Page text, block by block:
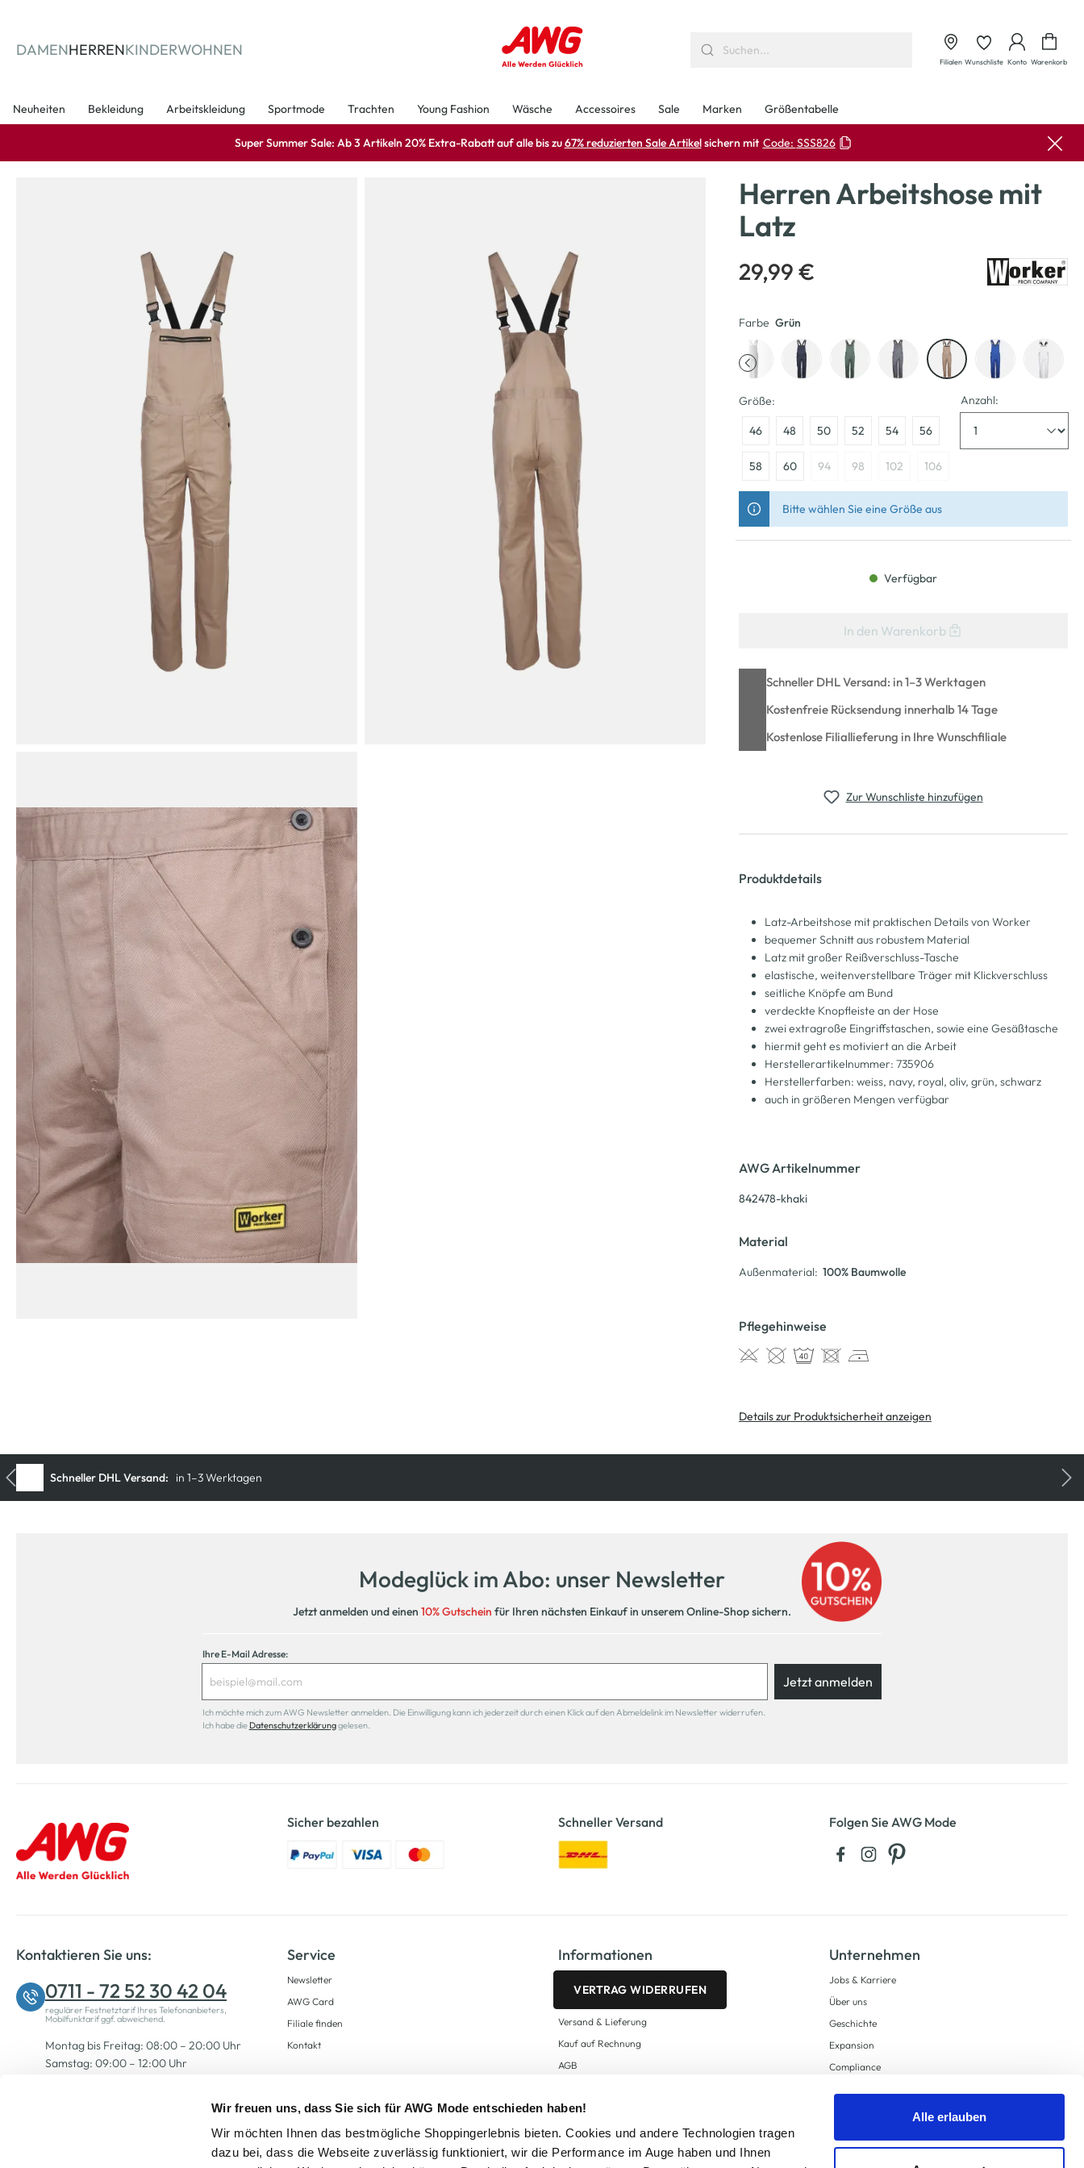
Wir freuen uns, dass Sie sich für AWG Mode entschieden haben!
Wir möchten Ihnen das bestmögliche Shoppingerlebnis bieten. Cookies und andere Technologien tragen
dazu bei, dass die Webseite zuverlässig funktioniert, wir die Performance im Auge haben und Ihnen
Alle erlauben
DAMENHERRENKINDERWOHNEN
Filialen Wunschliste Konto Warenkorb
Neuheiten Bekleidung Arbeitskleidung Sportmode Trachten Young Fashion Wäsche Accessoires Sale Marken Größentabelle
Super Summer Sale: Ab 3 Artikeln 20% Extra-Rabatt auf alle bis zu67% reduzierten Sale Artikelsichern mit Code: SSS826
Herren Arbeitshose mit
Latz
29,99 €
Farbe Grün
Größe:
46 48 50 52 54 56
58 60 94 98 102 106
Anzahl:
Bitte wählen Sie eine Größe aus
Verfügbar
In den Warenkorb
Schneller DHL Versand: in 1–3 Werktagen
Kostenfreie Rücksendung innerhalb 14 Tage
Kostenlose Filiallieferung in Ihre Wunschfiliale
Zur Wunschliste hinzufügen
Produktdetails
Latz-Arbeitshose mit praktischen Details von Worker
bequemer Schnitt aus robustem Material
Latz mit großer Reißverschluss-Tasche
elastische, weitenverstellbare Träger mit Klickverschluss
seitliche Knöpfe am Bund
verdeckte Knopfleiste an der Hose
zwei extragroße Eingriffstaschen, sowie eine Gesäßtasche
hiermit geht es motiviert an die Arbeit
Herstellerartikelnummer: 735906
Herstellerfarben: weiss, navy, royal, oliv, grün, schwarz
auch in größeren Mengen verfügbar
AWG Artikelnummer
842478-khaki
Material
Außenmaterial: 100% Baumwolle
Pflegehinweise
Details zur Produktsicherheit anzeigen
Modeglück im Abo: unser Newsletter
Jetzt anmelden und einen 10% Gutschein für Ihren nächsten Einkauf in unserem Online-Shop sichern.
Ihre E-Mail Adresse:
Jetzt anmelden
Ich möchte mich zum AWG Newsletter anmelden. Die Einwilligung kann ich jederzeit durch einen Klick auf den Abmeldelink im Newsletter widerrufen.
Ich habe die Datenschutzerklärunggelesen.
Sicher bezahlen Schneller Versand Folgen Sie AWG Mode
Kontaktieren Sie uns:
0711 - 72 52 30 42 04
regulärer Festnetztarif Ihres Telefonanbieters,
Mobilfunktarif ggf. abweichend.
Montag bis Freitag: 08:00 – 20:00 Uhr
Samstag: 09:00 – 12:00 Uhr
Service
Newsletter
AWG Card
Filiale finden
Kontakt
Informationen
VERTRAG WIDERRUFEN
Versand & Lieferung
Kauf auf Rechnung
AGB
Zahlungsarten
Datenschutz
AWG CARD Teilnahmebedingungen
Unternehmen
Jobs & Karriere
Über uns
Geschichte
Expansion
Compliance
Supply Chain Due Diligence